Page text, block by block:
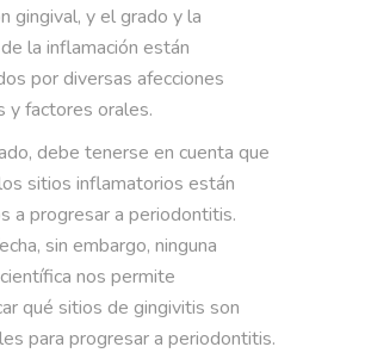
gingival, y el grado y la
la inflamación están
por diversas afecciones
y factores orales.
debe tenerse en cuenta que
sitios inflamatorios están
a progresar a periodontitis.
sin embargo, ninguna
nos permite
qué sitios de gingivitis son
para progresar a periodontitis.